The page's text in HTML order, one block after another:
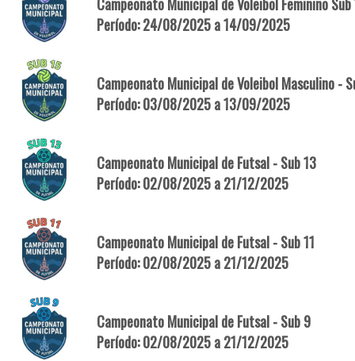
Período: 24/08/2025 a 14/09/2025
Campeonato Municipal de Voleibol Masculino -
Período: 03/08/2025 a 13/09/2025
Campeonato Municipal de Futsal - Sub 13
Período: 02/08/2025 a 21/12/2025
Campeonato Municipal de Futsal - Sub 11
Período: 02/08/2025 a 21/12/2025
Campeonato Municipal de Futsal - Sub 9
Período: 02/08/2025 a 21/12/2025